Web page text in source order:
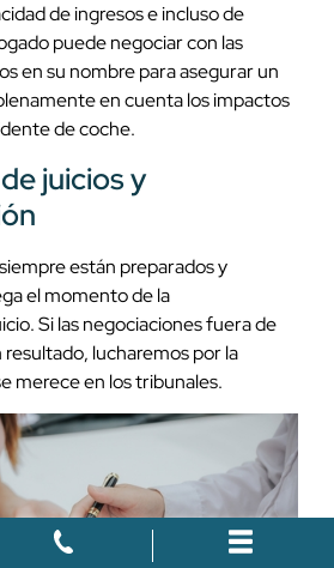
de ingresos e incluso de
puede negociar con las
en su nombre para asegurar un
en cuenta los impactos
de coche.
juicios y
están preparados y
el momento de la
Si las negociaciones fuera de
lucharemos por la
merece en los tribunales.